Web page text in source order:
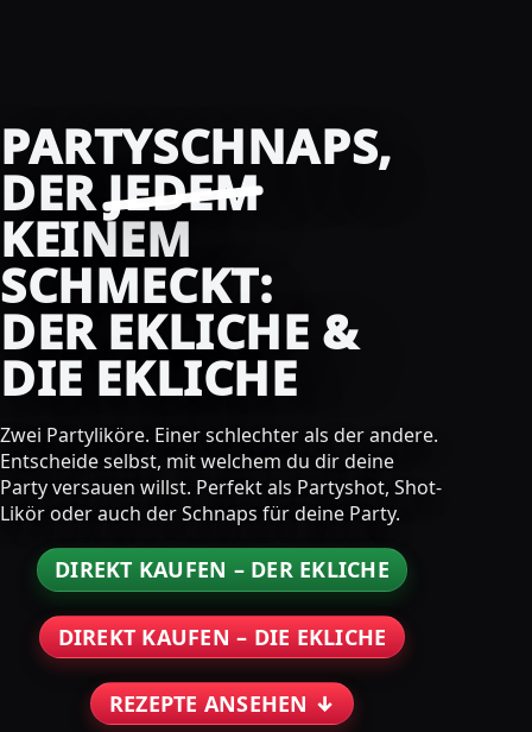
PARTYSCHNAPS,
DERJEDEM
KEINEM
SCHMECKT:
DER EKLICHE &
DIE EKLICHE
Zwei Partyliköre. Einer schlechter als der andere.
Entscheide selbst, mit welchem du dir deine
Party versauen willst. Perfekt als Partyshot, Shot-
Likör oder auch der Schnaps für deine Party.
DIREKT KAUFEN – DER EKLICHE
DIREKT KAUFEN – DIE EKLICHE
REZEPTE ANSEHEN ↓